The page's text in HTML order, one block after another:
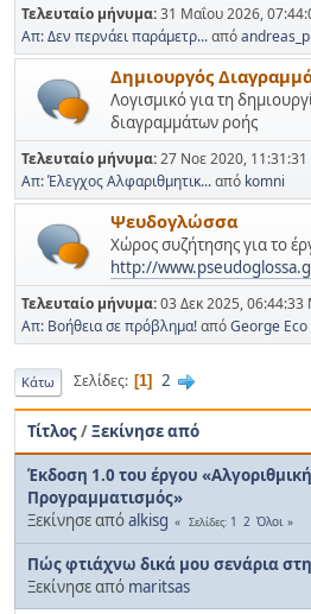
Τελευταίο μήνυμα:31 Μαΐου 2026,
Απ: Δεν περνάει παράμετρ...απόandreas_p
Δημιουργός
Λογισμικό για τη
διαγραμμάτων ροής
Τελευταίο μήνυμα:27 Νοε 2020,
Απ: Έλεγχος Αλφαριθμητικ...από komni
Ψευδογλώσσα
Χώρος συζήτησης για το
http://
Τελευταίο μήνυμα:03 Δεκ 2025,
Απ: Βοήθεια σε πρόβλημα!απόGeorge Eco
Κάτω Σελίδες 1 2
Τίτλος/Ξεκίνησε από
Έκδοση 1.0 του έργου
Προγραμματισμός»
Ξεκίνησε απόalkisg Σελίδες 1 2 Όλοι
Πώς φτιάχνω δικά μου σενάρια
Ξεκίνησε από maritsas